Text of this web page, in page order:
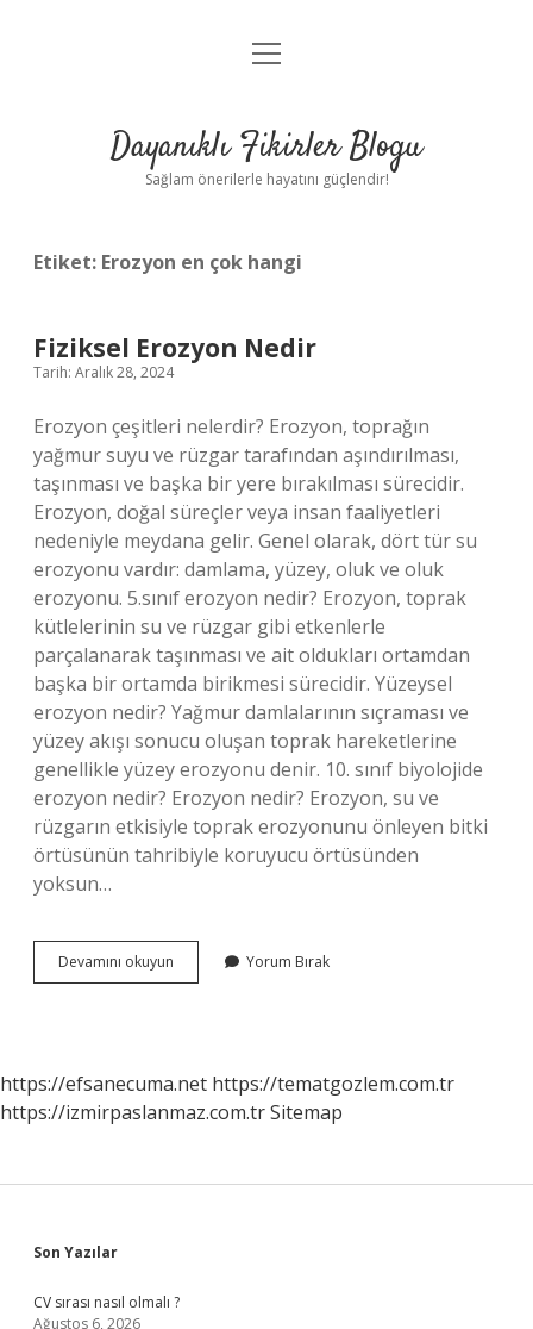
Anasayfa
Yasal Uyarı
menüyü
Dayanıklı Fikirler Blogu
Sağlam önerilerle hayatını güçlendir!
Etiket: Erozyon en çok hangi
Fiziksel Erozyon Nedir
Tarih: Aralık 28, 2024
Erozyon çeşitleri nelerdir? Erozyon, toprağın
yağmur suyu ve rüzgar tarafından aşındırılması,
taşınması ve başka bir yere bırakılması sürecidir.
Erozyon, doğal süreçler veya insan faaliyetleri
nedeniyle meydana gelir. Genel olarak, dört tür su
erozyonu vardır: damlama, yüzey, oluk ve oluk
erozyonu. 5.sınıf erozyon nedir? Erozyon, toprak
kütlelerinin su ve rüzgar gibi etkenlerle
parçalanarak taşınması ve ait oldukları ortamdan
başka bir ortamda birikmesi sürecidir. Yüzeysel
erozyon nedir? Yağmur damlalarının sıçraması ve
yüzey akışı sonucu oluşan toprak hareketlerine
genellikle yüzey erozyonu denir. 10. sınıf biyolojide
erozyon nedir? Erozyon nedir? Erozyon, su ve
rüzgarın etkisiyle toprak erozyonunu önleyen bitki
örtüsünün tahribiyle koruyucu örtüsünden
yoksun…
Devamını okuyun
Erozyon
Yorum Bırak
https://efsanecuma.net https://tematgozlem.com.tr
https://izmirpaslanmaz.com.trSitemap
Sidebar
Son Yazılar
CV sırası nasıl olmalı ?
Ağustos 6, 2026